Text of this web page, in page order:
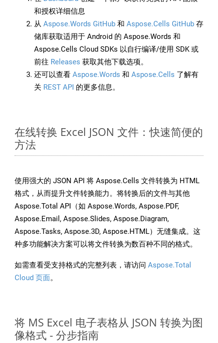
和授权详细信息
从 Aspose.Words GitHub 和 Aspose.Cells GitHub 存
储库获取适用于 Android 的 Aspose.Words 和
Aspose.Cells Cloud SDKs 以自行编译/使用 SDK 或
前往 Releases 获取其他下载选项。
还可以查看 Aspose.Words 和 Aspose.Cells 了解有
关 REST API 的更多信息。
在线转换 Excel JSON 文件：快速简便的
方法
使用强大的 JSON API 将 Aspose.Cells 文件转换为 HTML
格式，从而提升文件转换能力。将转换后的文件与其他
Aspose.Total API（如 Aspose.Words, Aspose.PDF,
Aspose.Email, Aspose.Slides, Aspose.Diagram,
Aspose.Tasks, Aspose.3D, Aspose.HTML）无缝集成。这
种多功能解决方案可以将文件转换为数百种不同的格式。
如需查看受支持格式的完整列表，请访问 Aspose.Total
Cloud 页面。
将 MS Excel 电子表格从 JSON 转换为图
像格式 - 分步指南